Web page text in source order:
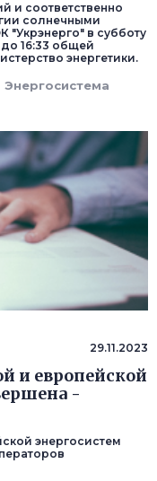
и соответственно
солнечными
"Укрэнерго" в субботу
16:33 общей
энергетики.
Энергосистема
29.11.2023
и европейской
-
энергосистем